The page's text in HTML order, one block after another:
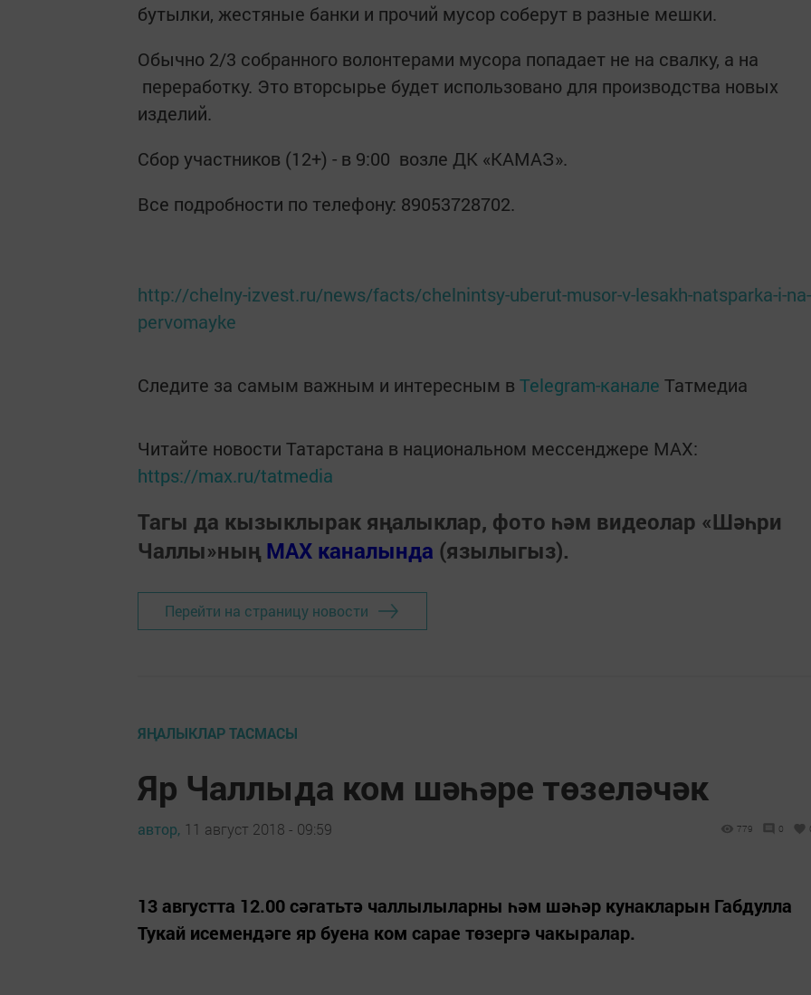
бутылки, жестяные банки и прочий мусор соберут в разные мешки.
Обычно 2/3 собранного волонтерами мусора попадает не на свалку, а на
переработку. Это вторсырье будет использовано для производства новых
изделий.
Сбор участников (12+) - в 9:00 возле ДК «КАМАЗ».
Все подробности по телефону: 89053728702.
http://chelny-izvest.ru/news/facts/chelnintsy-uberut-musor-v-lesakh-natsparka-i-na-
pervomayke
Следите за самым важным и интересным в Telegram-канале Татмедиа
Читайте новости Татарстана в национальном мессенджере MАХ:
https://max.ru/tatmedia
Тагы да кызыклырак яңалыклар, фото һәм видеолар «Шәһри
Чаллы»ның MAX каналында (язылыгыз).
Перейти на страницу новости
ЯҢАЛЫКЛАР ТАСМАСЫ
Яр Чаллыда ком шәһәре төзеләчәк
автор, 11 август 2018 - 09:59 779 0
13 августта 12.00 сәгатьтә чаллылыларны һәм шәһәр кунакларын Габдулла
Тукай исемендәге яр буена ком сарае төзергә чакыралар.